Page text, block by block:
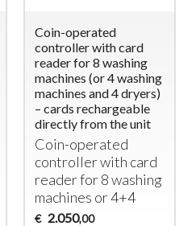
Coin-operated
controller with card
reader for 8 washing
machines (or 4 washing
machines and 4 dryers)
– cards rechargeable
directly from the unit
Coin-operated
controller with card
reader for 8 washing
machines or 4+4
€ 2.050,00